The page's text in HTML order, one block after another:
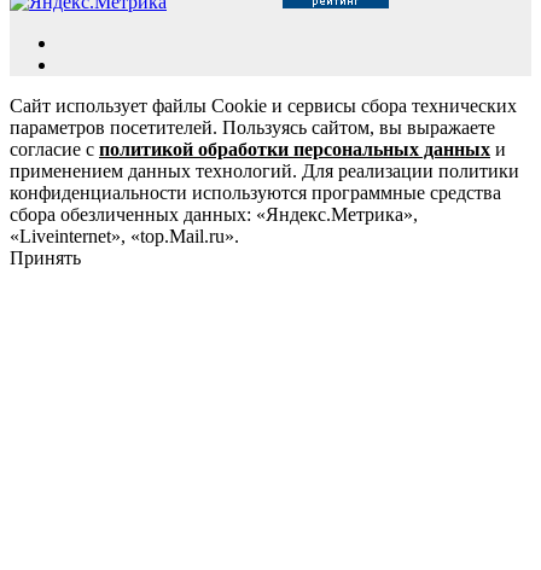
Сайт использует файлы Cookie и сервисы сбора технических
параметров посетителей. Пользуясь сайтом, вы выражаете
согласие с политикой обработки персональных данных и
применением данных технологий. Для реализации политики
конфиденциальности используются программные средства
сбора обезличенных данных: «Яндекс.Метрика»,
«Liveinternet», «top.Mail.ru».
Принять